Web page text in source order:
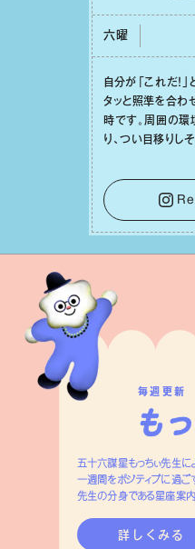
六曜
⾃分が「これだ！
タッと照準を合わ
時です。周囲の環
り、つい⽬移りし
をそっと⼿放し、
しょう。そのブレ
って有意義で安
す。
毎週更新
五十六謀星もっちぃ先生に
一週間をポジティブに過ご
先生の分身である星座案内
詳しくみる